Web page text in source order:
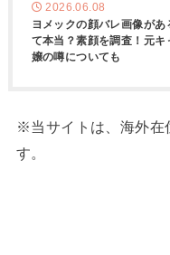
2026.06.08
ヨメックの顔バレ画像があ
て本当？素顔を調査！元キ
嬢の噂についても
※当サイトは、海外在
す。